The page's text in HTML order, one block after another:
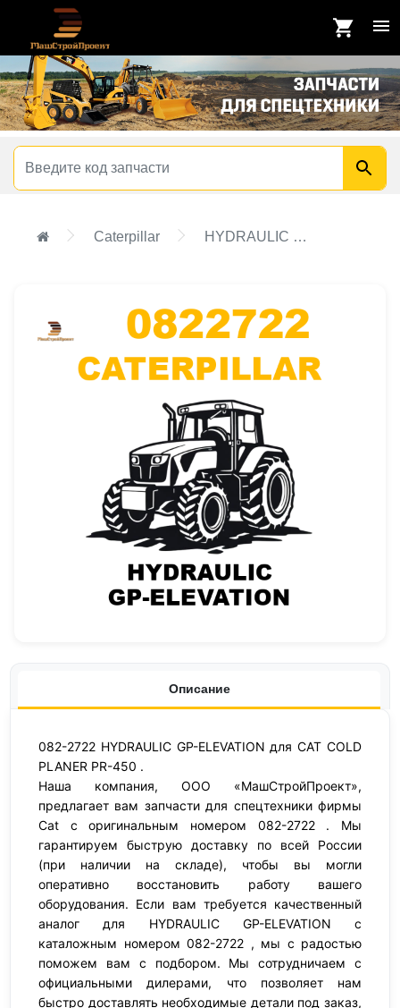
Caterpillar HYDRAULIC GP-ELEVATION
Описание
082-2722 HYDRAULIC GP-ELEVATION для CAT COLD
PLANER PR-450 .
Наша компания, ООО «МашСтройПроект»,
предлагает вам запчасти для спецтехники фирмы
Cat с оригинальным номером 082-2722 . Мы
гарантируем быструю доставку по всей России
(при наличии на складе), чтобы вы могли
оперативно восстановить работу вашего
оборудования. Если вам требуется качественный
аналог для HYDRAULIC GP-ELEVATION с
каталожным номером 082-2722 , мы с радостью
поможем вам с подбором. Мы сотрудничаем с
официальными дилерами, что позволяет нам
быстро доставлять необходимые детали под заказ,